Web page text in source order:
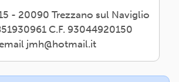
- 20090 Trezzano sul Naviglio
C.F. 93044920150
jmh@hotmail.it